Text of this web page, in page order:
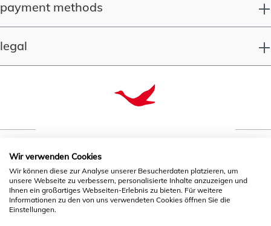
payment methods
legal
quality since 1993
* All prices incl. VAT plusshipping costsand possible
delivery charges, if not stated otherwise.
Wir verwenden Cookies
Wir können diese zur Analyse unserer Besucherdaten platzieren, um
unsere Webseite zu verbessern, personalisierte Inhalte anzuzeigen und
Ihnen ein großartiges Webseiten-Erlebnis zu bieten. Für weitere
Informationen zu den von uns verwendeten Cookies öffnen Sie die
Einstellungen.